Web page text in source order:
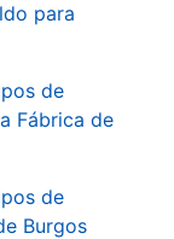
para
de
Fábrica de
de
Burgos